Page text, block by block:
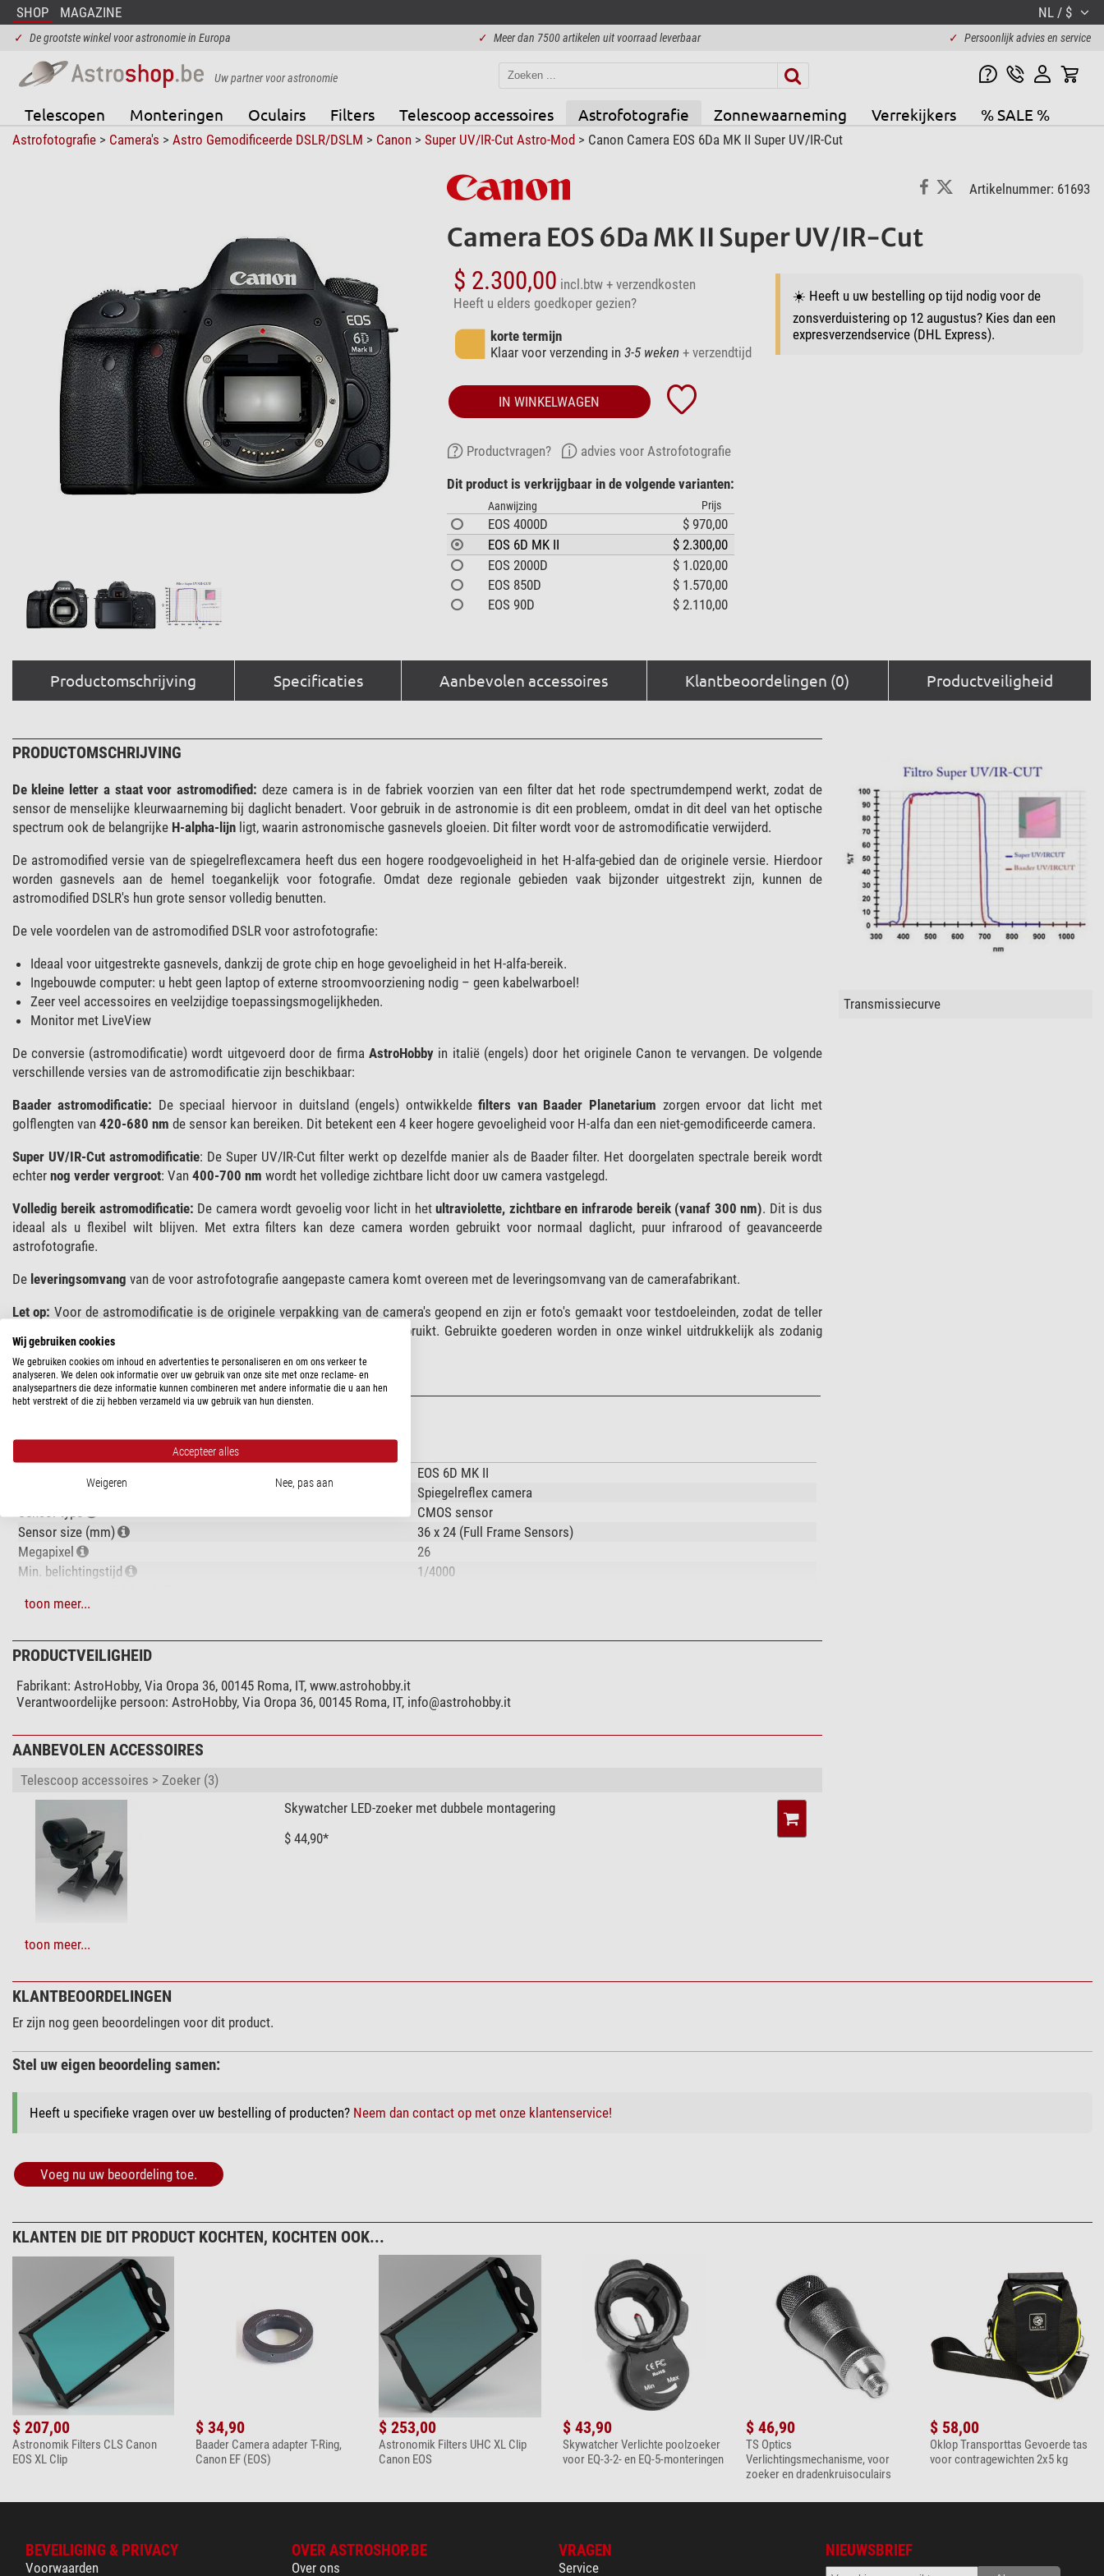
SHOP MAGAZINE NL / $
✓ De grootste winkel voor astronomie in Europa ✓ Meer dan 7500 artikelen uit voorraad leverbaar ✓ Persoonlijk advies en service
Uw partner voor astronomie
Telescopen Monteringen Oculairs Filters Telescoop accessoires Astrofotografie Zonnewaarneming Verrekijkers % SALE %
Astrofotografie> Camera's > Astro Gemodificeerde DSLR/DSLM > Canon> Super UV/IR-Cut Astro-Mod> Canon Camera EOS 6Da MK II Super UV/IR-Cut
Artikelnummer: 61693
Camera EOS 6Da MK II Super UV/IR-Cut
$ 2.300,00 incl.btw + verzendkosten
Heeft u elders goedkoper gezien?
korte termijn
Klaar voor verzending in 3-5 weken + verzendtijd
☀️ Heeft u uw bestelling op tijd nodig voor de
zonsverduistering op 12 augustus? Kies dan een
expresverzendservice (DHL Express).
IN WINKELWAGEN
Productvragen?
advies voor Astrofotografie
Dit product is verkrijgbaar in de volgende varianten:
Aanwijzing Prijs
EOS 4000D
$ 970,00
EOS 6D MK II
$ 2.300,00
EOS 2000D
$ 1.020,00
EOS 850D
$ 1.570,00
EOS 90D
$ 2.110,00
Productomschrijving Specificaties Aanbevolen accessoires Klantbeoordelingen (0) Productveiligheid
PRODUCTOMSCHRIJVING
De kleine letter a staat voor astromodified: deze camera is in de fabriek voorzien van een filter dat het rode spectrumdempend werkt, zodat de
sensor de menselijke kleurwaarneming bij daglicht benadert. Voor gebruik in de astronomie is dit een probleem, omdat in dit deel van het optische
spectrum ook de belangrijke H-alpha-lijnligt, waarin astronomische gasnevels gloeien. Dit filter wordt voor de astromodificatie verwijderd.
De astromodified versie van de spiegelreflexcamera heeft dus een hogere roodgevoeligheid in het H-alfa-gebied dan de originele versie. Hierdoor
worden gasnevels aan de hemel toegankelijk voor fotografie. Omdat deze regionale gebieden vaak bijzonder uitgestrekt zijn, kunnen de
astromodified DSLR's hun grote sensor volledig benutten.
De vele voordelen van de astromodified DSLR voor astrofotografie:
Ideaal voor uitgestrekte gasnevels, dankzij de grote chip en hoge gevoeligheid in het H-alfa-bereik.
Ingebouwde computer: u hebt geen laptop of externe stroomvoorziening nodig – geen kabelwarboel!
Zeer veel accessoires en veelzijdige toepassingsmogelijkheden.
Monitor met LiveView
De conversie (astromodificatie) wordt uitgevoerd door de firmaAstroHobby in italië (engels) door het originele Canon te vervangen. De volgende
verschillende versies van de astromodificatie zijn beschikbaar:
Baader astromodificatie: De speciaal hiervoor in duitsland (engels) ontwikkeldefilters van Baader Planetarium zorgen ervoor dat licht met
golflengten van 420-680 nm de sensor kan bereiken. Dit betekent een 4 keer hogere gevoeligheid voor H-alfa dan een niet-gemodificeerde camera.
Super UV/IR-Cut astromodificatie: De Super UV/IR-Cut filter werkt op dezelfde manier als de Baader filter. Het doorgelaten spectrale bereik wordt
echter nog verder vergroot: Van 400-700 nm wordt het volledige zichtbare licht door uw camera vastgelegd.
Volledig bereik astromodificatie: De camera wordt gevoelig voor licht in hetultraviolette, zichtbare en infrarode bereik (vanaf 300 nm). Dit is dus
ideaal als u flexibel wilt blijven. Met extra filters kan deze camera worden gebruikt voor normaal daglicht, puur infrarood of geavanceerde
astrofotografie.
De leveringsomvang van de voor astrofotografie aangepaste camera komt overeen met de leveringsomvang van de camerafabrikant.
Let op: Voor de astromodificatie is de originele verpakking van de camera's geopend en zijn er foto's gemaakt voor testdoeleinden, zodat de teller
niet meer op nul staat. Desondanks zijn de camera's natuurlijk niet gebruikt. Gebruikte goederen worden in onze winkel uitdrukkelijk als zodanig
aangeduid.
SPECIFICATIES
EOS 6D MK II
Spiegelreflex camera
CMOS sensor
Sensor size (mm)
36 x 24 (Full Frame Sensors)
Megapixel
26
Min. belichtingstijd
1/4000
Live image functie
Autofocus
Beelden per seconde
Beeldformaat
JPEG, RAW
Video function
ISO bereik
SD, SDHC, SDXC (UHS-I)
Kleurencamera
Actieve koeling
Flange focal distance (mm)
Pixel size
Type batterij
Algemeen
Kleur
zwart
Uitwendige afmetingen LxBxH (cm)
Serie
toon meer...
PRODUCTVEILIGHEID
Fabrikant: AstroHobby, Via Oropa 36, 00145 Roma, IT, www.astrohobby.it
Verantwoordelijke persoon: AstroHobby, Via Oropa 36, 00145 Roma, IT, info@astrohobby.it
AANBEVOLEN ACCESSOIRES
Telescoop accessoires > Zoeker (3)
Skywatcher LED-zoeker met dubbele montagering
$ 44,90*
+ Toon meer accessoires in deze categorie: 2
+ Toon meer accessoires in deze categorie: 4
TS Optics Camera adapter 2"/Canon EOS
$ 69,00*
+ Toon meer accessoires in deze categorie: 4
Spectroscopie & fotometer (1)
Paton Hawksley Spectroscoop Star Analyser 100
Monteringen & toebehoren > Monteringen (3)
$ 334,00*
Alle prijzen zijn inclusief BTW + verzendkosten.
toon meer...
Transmissiecurve
KLANTBEOORDELINGEN
Er zijn nog geen beoordelingen voor dit product.
Stel uw eigen beoordeling samen:
Heeft u specifieke vragen over uw bestelling of producten? Neem dan contact op met onze klantenservice!
Voeg nu uw beoordeling toe.
KLANTEN DIE DIT PRODUCT KOCHTEN, KOCHTEN OOK...
$ 207,00
Astronomik Filters CLS Canon
EOS XL Clip
$ 34,90
Baader Camera adapter T-Ring,
Canon EF (EOS)
$ 253,00
Astronomik Filters UHC XL Clip
Canon EOS
$ 43,90
Skywatcher Verlichte poolzoeker
voor EQ-3-2- en EQ-5-monteringen
$ 46,90
TS Optics
Verlichtingsmechanisme, voor
zoeker en dradenkruisoculairs
$ 58,00
Oklop Transporttas Gevoerde tas
voor contragewichten 2x5 kg
BEVEILIGING & PRIVACY
Voorwaarden
OVER ASTROSHOP.BE
Over ons
VRAGEN
Service
NIEUWSBRIEF
Wij gebruiken cookies
We gebruiken cookies om inhoud en advertenties te personaliseren en om ons verkeer te
analyseren. We delen ook informatie over uw gebruik van onze site met onze reclame- en
analysepartners die deze informatie kunnen combineren met andere informatie die u aan hen
hebt verstrekt of die zij hebben verzameld via uw gebruik van hun diensten.
Accepteer alles
Weigeren Nee, pas aan